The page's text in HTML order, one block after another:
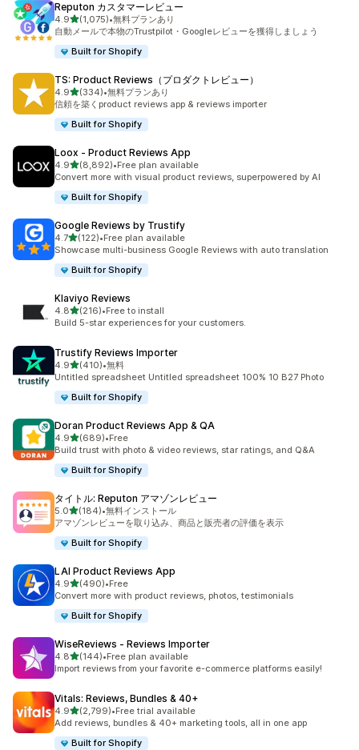
Reputon カスタマーレビュー
4.95つ星中
(1,075)
合計レビュー数：1075件
•無料プランあり
自動メールで本物のTrustpilot・Googleレビューを獲得しましょう
Built for Shopify
TS: Product Reviews（プロダクトレビュー）
4.95つ星中
(334)
合計レビュー数：334件
•無料プランあり
信頼を築くproduct reviews app & reviews importer
Built for Shopify
Loox ‑ Product Reviews App
4.95つ星中
(8,892)
合計レビュー数：8892件
•Free plan available
Convert more with visual product reviews, superpowered by AI
Built for Shopify
Google Reviews by Trustify
4.75つ星中
(122)
合計レビュー数：122件
•Free plan available
Showcase multi-business Google Reviews with auto translation
Built for Shopify
Klaviyo Reviews
4.85つ星中
(216)
合計レビュー数：216件
•Free to install
Build 5-star experiences for your customers.
Trustify Reviews Importer
4.95つ星中
(410)
合計レビュー数：410件
•無料
Untitled spreadsheet Untitled spreadsheet 100% 10 B27 Photo
Built for Shopify
Doran Product Reviews App & QA
4.95つ星中
(689)
合計レビュー数：689件
•Free
Build trust with photo & video reviews, star ratings, and Q&A
Built for Shopify
タイトル: Reputon アマゾンレビュー
5.05つ星中
(184)
合計レビュー数：184件
•無料インストール
アマゾンレビューを取り込み、商品と販売者の評価を表示
Built for Shopify
LAI Product Reviews App
4.95つ星中
(490)
合計レビュー数：490件
•Free
Convert more with product reviews, photos, testimonials
Built for Shopify
WiseReviews ‑ Reviews Importer
4.85つ星中
(144)
合計レビュー数：144件
•Free plan available
Import reviews from your favorite e-commerce platforms easily!
Vitals: Reviews, Bundles & 40+
4.95つ星中
(2,799)
合計レビュー数：2799件
•Free trial available
Add reviews, bundles & 40+ marketing tools, all in one app
Built for Shopify